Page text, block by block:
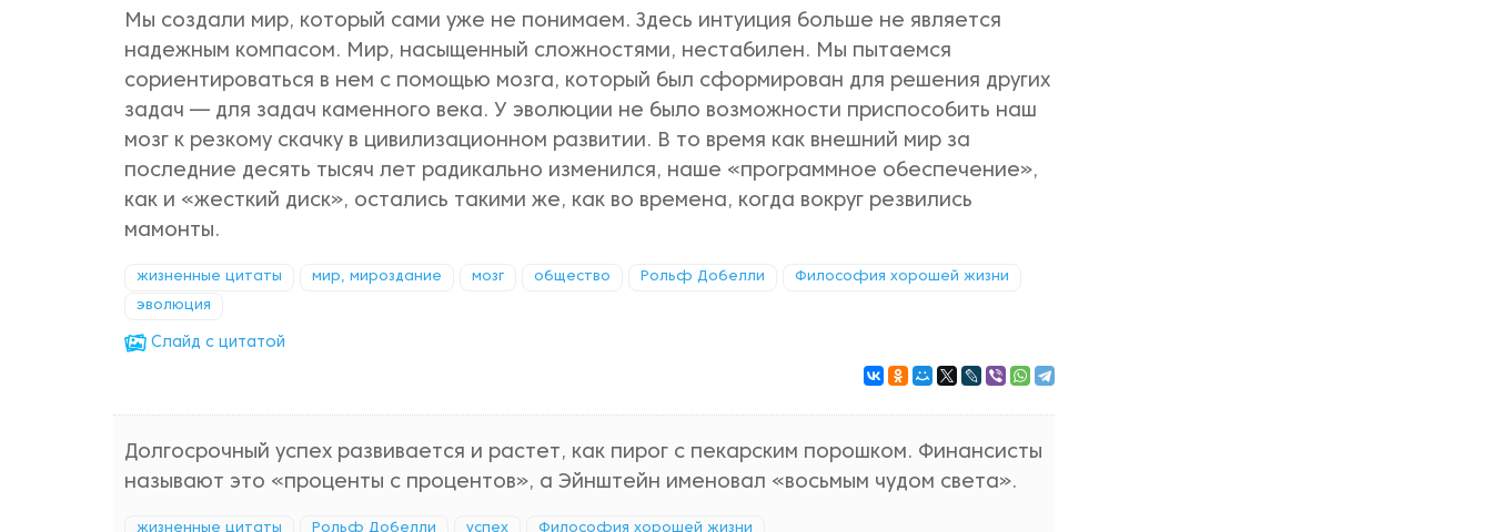
Мы создали мир, который сами уже не понимаем. Здесь интуиция больше не является
надежным компасом. Мир, насыщенный сложностями, нестабилен. Мы пытаемся
сориентироваться в нем с помощью мозга, который был сформирован для решения других
задач — для задач каменного века. У эволюции не было возможности приспособить наш
мозг к резкому скачку в цивилизационном развитии. В то время как внешний мир за
последние десять тысяч лет радикально изменился, наше «программное обеспечение»,
как и «жесткий диск», остались такими же, как во времена, когда вокруг резвились
мамонты.
жизненные цитаты мир, мироздание мозг общество Рольф Добелли Философия хорошей жизни
эволюция
Cлайд с цитатой
Долгосрочный успех развивается и растет, как пирог с пекарским порошком. Финансисты
называют это «проценты с процентов», а Эйнштейн именовал «восьмым чудом света».
жизненные цитаты Рольф Добелли успех Философия хорошей жизни